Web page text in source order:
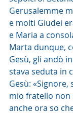
Gerusalemme
e molti Giudei
e Maria a
Marta dunque,
Gesù, gli andò
stava seduta in
Gesù:
mio fratello non
anche ora so